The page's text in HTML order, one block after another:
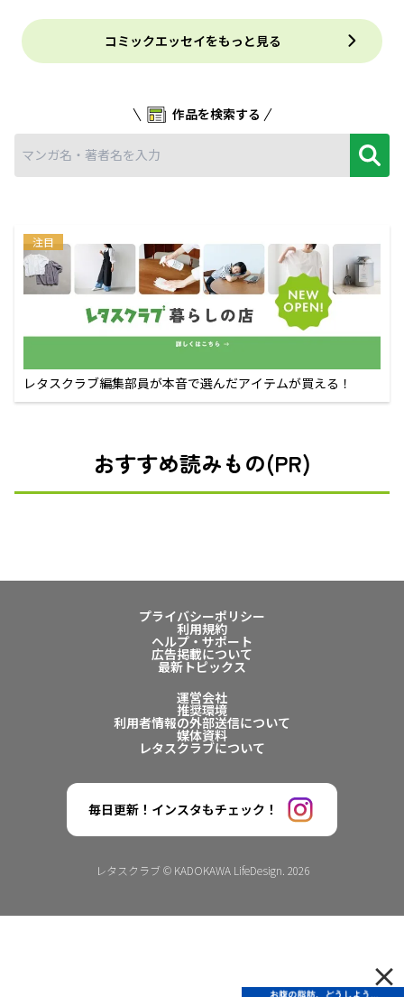
コミックエッセイをもっと見る
作品を検索する
注目
レタスクラブ編集部員が本音で選んだアイテムが買える！
おすすめ読みもの(PR)
プライバシーポリシー
利用規約
ヘルプ・サポート
広告掲載について
最新トピックス
運営会社
推奨環境
利用者情報の外部送信について
媒体資料
レタスクラブについて
毎日更新！インスタもチェック！
レタスクラブ © KADOKAWA LifeDesign. 2026
×